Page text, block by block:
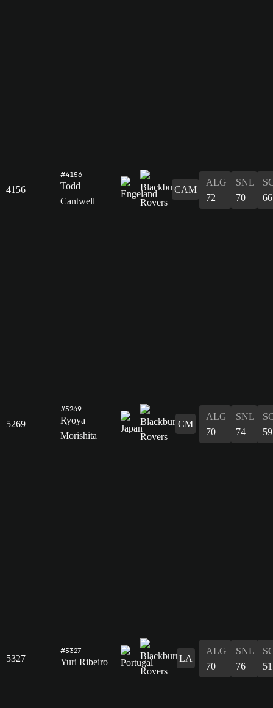
4156
#4156
Todd
Cantwell
CAM
ALG
72
SNL
70
66
5269
#5269
Ryoya
Morishita
CM
ALG
70
SNL
74
59
5327
#5327
Yuri Ribeiro LA
ALG
70
SNL
76
51